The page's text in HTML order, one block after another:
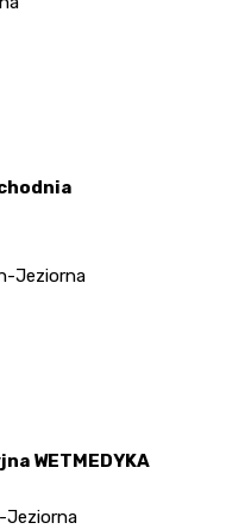
Jeziorna
WETMEDYKA
Jeziorna